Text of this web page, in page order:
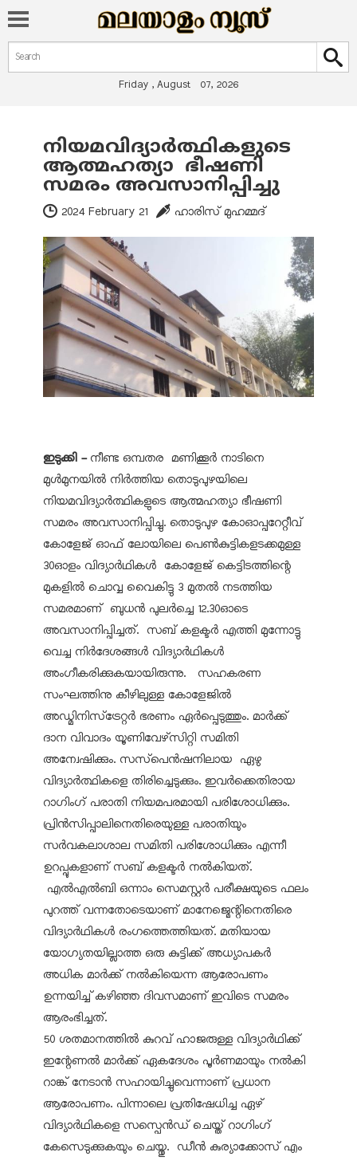
Search form
Search
Friday , August 07, 2026
You are here
നിയമവിദ്യാര്‍ത്ഥികളുടെ
ആത്മഹത്യാ ഭീഷണി
സമരം അവസാനിപ്പിച്ചു
2024 February 21 ഹാരിസ് മുഹമ്മദ്
ഇടുക്കി -നീണ്ട ഒമ്പതര മണിക്കൂര്‍ നാടിനെ
മുള്‍മുനയില്‍ നിര്‍ത്തിയ തൊടുപുഴയിലെ
നിയമവിദ്യാര്‍ത്ഥികളുടെ ആത്മഹത്യാ ഭീഷണി
സമരം അവസാനിപ്പിച്ചു. തൊടുപുഴ കോഓപ്പറേറ്റീവ്
കോളേജ് ഓഫ് ലോയിലെ പെണ്‍കുട്ടികളടക്കമുള്ള
30ഓളം വിദ്യാര്‍ഥികള്‍ കോളേജ് കെട്ടിടത്തിന്റെ
മുകളില്‍ ചൊവ്വ വൈകിട്ടു 3 മുതല്‍ നടത്തിയ
സമരമാണ് ബുധന്‍ പുലര്‍ച്ചെ 12.30ഓടെ
അവസാനിപ്പിച്ചത്. സബ് കളക്ടര്‍ എത്തി മുന്നോട്ടു
വെച്ച നിര്‍ദേശങ്ങള്‍ വിദ്യാര്‍ഥികള്‍
അംഗീകരിക്കുകയായിരുന്നു. സഹകരണ
സംഘത്തിനു കീഴിലുള്ള കോളേജില്‍
അഡ്മിനിസ്‌ട്രേറ്റര്‍ ഭരണം ഏര്‍പ്പെടുത്തും. മാര്‍ക്ക്
ദാന വിവാദം യൂണിവേഴ്‌സിറ്റി സമിതി
അന്വേഷിക്കും. സസ്‌പെന്‍ഷനിലായ ഏഴു
വിദ്യാര്‍ത്ഥികളെ തിരിച്ചെടുക്കും. ഇവര്‍ക്കെതിരായ
റാഗിംഗ് പരാതി നിയമപരമായി പരിശോധിക്കും.
പ്രിന്‍സിപ്പാലിനെതിരെയുള്ള പരാതിയും
സര്‍വകലാശാല സമിതി പരിശോധിക്കും എന്നീ
ഉറപ്പുകളാണ് സബ് കളക്ടര്‍ നല്‍കിയത്.
എല്‍എല്‍ബി ഒന്നാം സെമസ്റ്റര്‍ പരീക്ഷയുടെ ഫലം
പുറത്ത് വന്നതോടെയാണ് മാനേജ്മെന്റിനെതിരെ
വിദ്യാര്‍ഥികള്‍ രംഗത്തെത്തിയത്. മതിയായ
യോഗ്യതയില്ലാത്ത ഒരു കുട്ടിക്ക് അധ്യാപകര്‍
അധിക മാര്‍ക്ക് നല്‍കിയെന്ന ആരോപണം
ഉന്നയിച്ച് കഴിഞ്ഞ ദിവസമാണ് ഇവിടെ സമരം
ആരംഭിച്ചത്.
50 ശതമാനത്തില്‍ കുറവ് ഹാജരുള്ള വിദ്യാര്‍ഥിക്ക്
ഇന്റേണല്‍ മാര്‍ക്ക് ഏകദേശം പൂര്‍ണമായും നല്‍കി
റാങ്ക് നേടാന്‍ സഹായിച്ചുവെന്നാണ് പ്രധാന
ആരോപണം. പിന്നാലെ പ്രതിഷേധിച്ച ഏഴ്
വിദ്യാര്‍ഥികളെ സസ്പെന്‍ഡ് ചെയ്ത് റാഗിംഗ്
കേസെടുക്കുകയും ചെയ്തു. ഡീന്‍ കുര്യാക്കോസ് എം